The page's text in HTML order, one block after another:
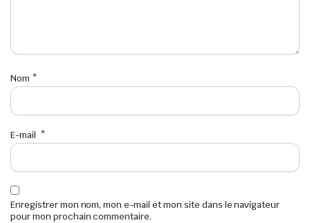
Nom *
E-mail *
Enregistrer mon nom, mon e-mail et mon site dans le navigateur
pour mon prochain commentaire.